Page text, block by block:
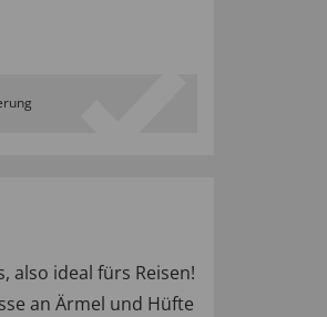
also ideal fürs Reisen!
an Ärmel und Hüfte